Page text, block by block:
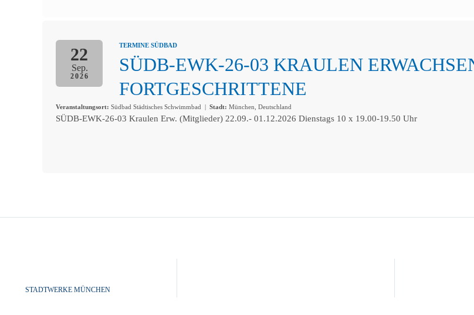
22
Sep.
2026
TERMINE SÜDBAD
SÜDB-EWK-26-03 KRAULEN
FORTGESCHRITTENE
Veranstaltungsort: Südbad Städtisches Schwimmbad | Stadt: München, Deutschland
SÜDB-EWK-26-03 Kraulen Erw. (Mitglieder) 22.09.- 01.12.2026 Dienstags 10 x 19.00-19.50 Uhr
STADTWERKE MÜNCHEN